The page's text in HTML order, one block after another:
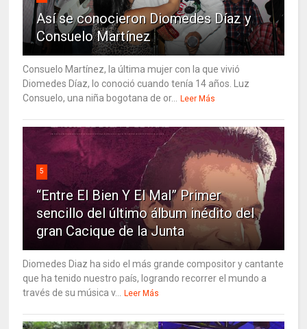
Así se conocieron Diomedes Díaz y
Consuelo Martínez
Consuelo Martínez, la última mujer con la que vivió
Diomedes Díaz, lo conoció cuando tenía 14 años. Luz
Consuelo, una niña bogotana de or...
Leer Más
5
“Entre El Bien Y El Mal” Primer
sencillo del último álbum inédito del
gran Cacique de la Junta
Diomedes Diaz ha sido el más grande compositor y cantante
que ha tenido nuestro país, logrando recorrer el mundo a
través de su música v...
Leer Más